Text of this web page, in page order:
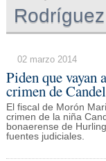
Rodríguez
02 marzo 2014
Piden que
crimen de
El fiscal de Morón
crimen de la niña
bonaerense de
fuentes judiciales.